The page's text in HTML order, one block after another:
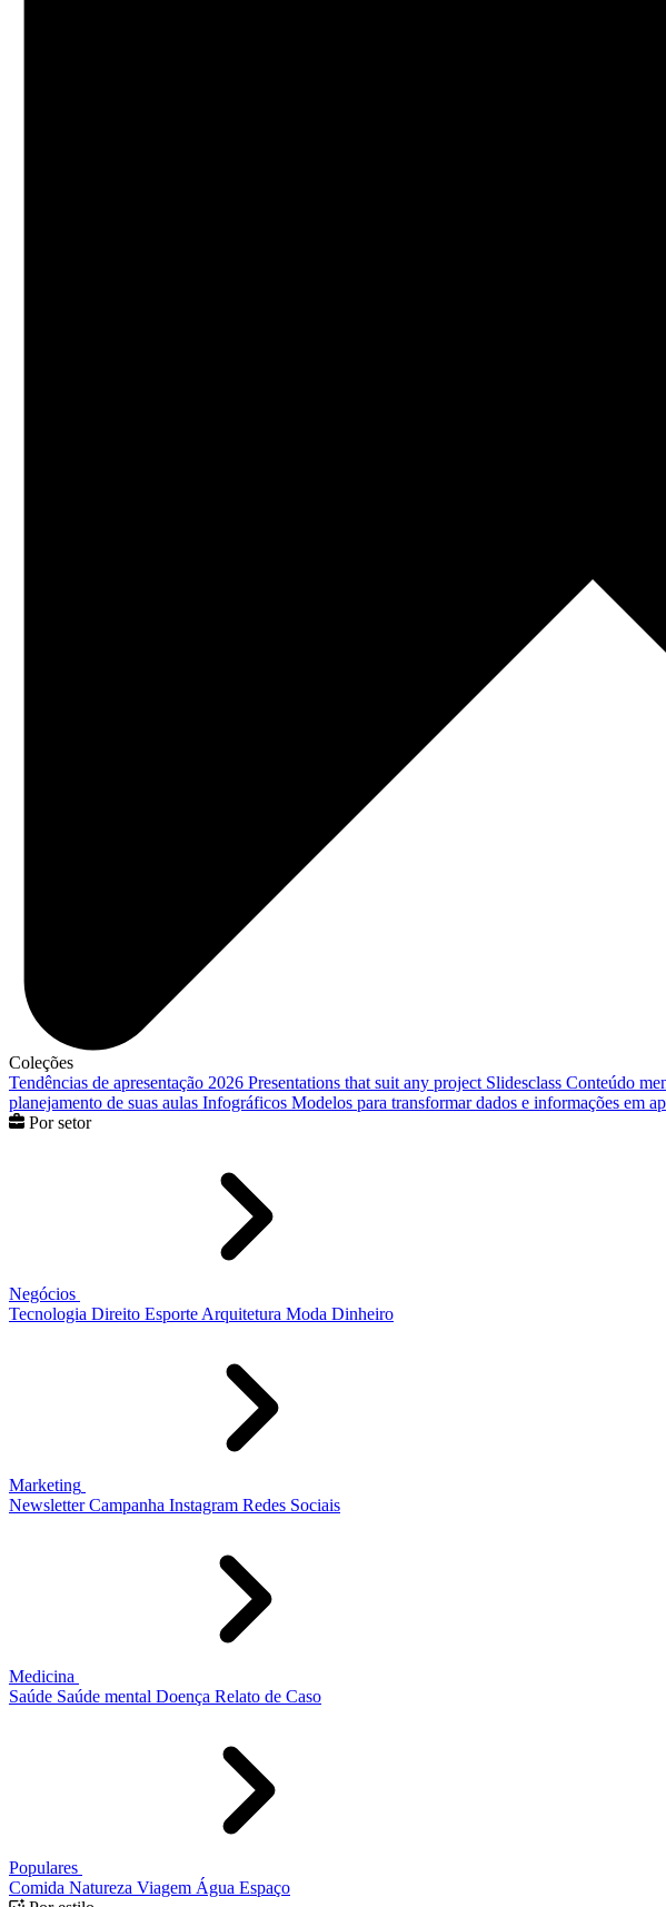
Coleções
Tendências de apresentação 2026 Presentations that suit any project Slidesclass Conteúdo
planejamento de suas aulas Infográficos Modelos para transformar dados e informações em
Por setor
Negócios
Tecnologia Direito Esporte Arquitetura Moda Dinheiro
Marketing
Newsletter Campanha Instagram Redes Sociais
Medicina
Saúde Saúde mental Doença Relato de Caso
Populares
Comida Natureza Viagem Água Espaço